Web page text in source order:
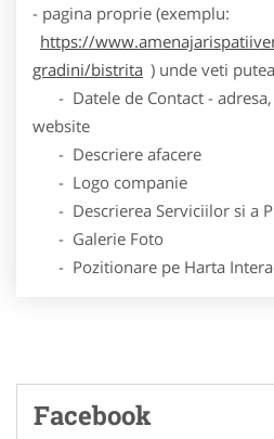
- pagina proprie (exemplu:
https://
gradini/bistrita ) unde veti
- Datele de Contact - adresa,
website
- Descriere afacere
- Logo companie
- Descrierea Serviciilor si a
- Galerie Foto
- Pozitionare pe Harta
Facebook